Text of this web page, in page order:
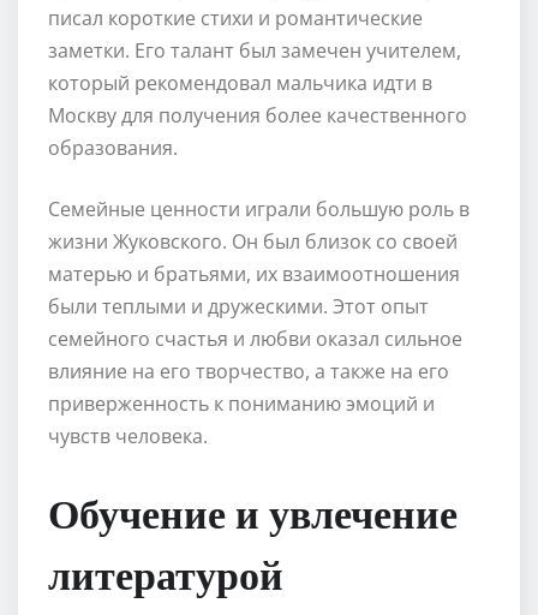
писал короткие стихи и романтические
заметки. Его талант был замечен учителем,
который рекомендовал мальчика идти в
Москву для получения более качественного
образования.
Семейные ценности играли большую роль в
жизни Жуковского. Он был близок со своей
матерью и братьями, их взаимоотношения
были теплыми и дружескими. Этот опыт
семейного счастья и любви оказал сильное
влияние на его творчество, а также на его
приверженность к пониманию эмоций и
чувств человека.
Обучение и увлечение
литературой